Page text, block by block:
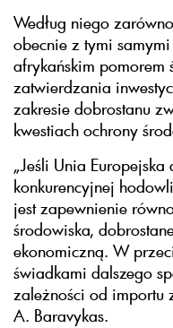
Według niego
obecnie z tymi
afrykańskim pomorem
zatwierdzania
zakresie dobrostanu
kwestiach ochrony
„Jeśli Unia
konkurencyjnej
jest zapewnienie
środowiska,
ekonomiczną. W
świadkami dalszego
zależności od importu
A. Baravykas.